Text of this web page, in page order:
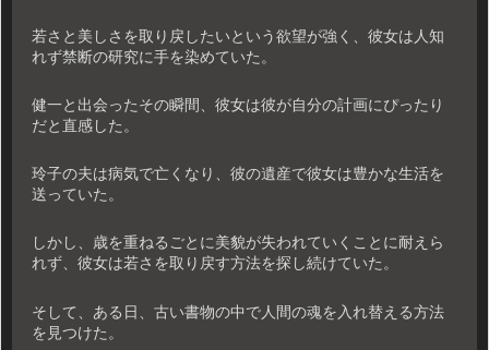
若さと美しさを取り戻したいという欲望が強く、彼女は人知
れず禁断の研究に手を染めていた。
健一と出会ったその瞬間、彼女は彼が自分の計画にぴったり
だと直感した。
玲子の夫は病気で亡くなり、彼の遺産で彼女は豊かな生活を
送っていた。
しかし、歳を重ねるごとに美貌が失われていくことに耐えら
れず、彼女は若さを取り戻す方法を探し続けていた。
そして、ある日、古い書物の中で人間の魂を入れ替える方法
を見つけた。